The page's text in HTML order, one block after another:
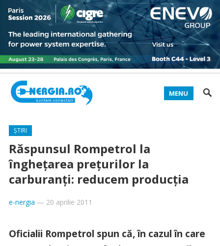
MENU
ȘTIRI
Răspunsul Rompetrol la
înghețarea prețurilor la
carburanți: reducem producția
e-nergia — 20 aprilie 2011
Oficialii Rompetrol spun că, în cazul în care